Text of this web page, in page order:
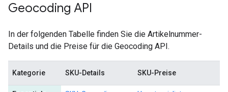
Geocoding API
In der folgenden Tabelle finden Sie die Artikelnummer-
Details und die Preise für die Geocoding API.
Kategorie SKU-Details SKU-Preise